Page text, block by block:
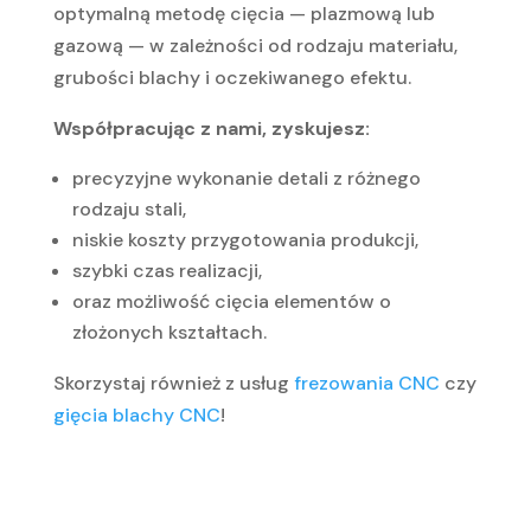
optymalną metodę cięcia — plazmową lub
gazową — w zależności od rodzaju materiału,
grubości blachy i oczekiwanego efektu.
Współpracując z nami, zyskujesz:
precyzyjne wykonanie detali z różnego
rodzaju stali,
niskie koszty przygotowania produkcji,
szybki czas realizacji,
oraz możliwość cięcia elementów o
złożonych kształtach.
Skorzystaj również z usług frezowania CNC czy
gięcia blachy CNC!